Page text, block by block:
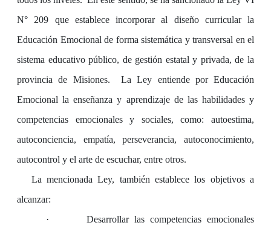
N° 209 que establece incorporar al diseño curricular la
Educación Emocional de forma sistemática y transversal en el
sistema educativo público, de gestión estatal y privada, de la
provincia de Misiones.
La Ley entiende por Educación
Emocional la enseñanza y aprendizaje de las habilidades y
competencias emocionales y sociales, como: autoestima,
autoconciencia, empatía, perseverancia, autoconocimiento,
autocontrol y el arte de escuchar, entre otros.
La mencionada Ley, también establece los objetivos a
alcanzar:
·
Desarrollar las competencias emocionales